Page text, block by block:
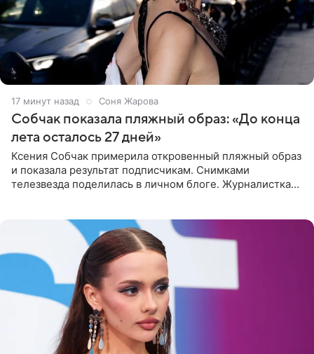
17 минут назад Соня Жарова
Собчак показала пляжный образ: «До конца
лета осталось 27 дней»
Ксения Собчак примерила откровенный пляжный образ
и показала результат подписчикам. Снимками
телезвезда поделилась в личном блоге. Журналистка